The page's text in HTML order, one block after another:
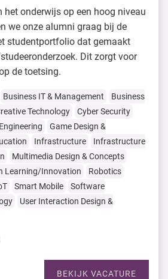
het onderwijs op een hoog niveau
we onze alumni graag bij de
studentportfolio dat gemaakt
Dit zorgt voor
de toetsing.
Business IT & Management
Business
Technology
Cyber Security
Game Design &
Infrastructure
Infrastructure
Multimedia Design & Concepts
Learning/Innovation
Robotics
Smart Mobile
Software
User Interaction Design &
BEKIJK VACATURE